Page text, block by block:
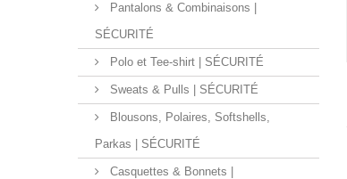
Pantalons & Combinaisons |
SÉCURITÉ
Polo et Tee-shirt | SÉCURITÉ
Sweats & Pulls | SÉCURITÉ
Blousons, Polaires, Softshells,
Parkas | SÉCURITÉ
Casquettes & Bonnets |